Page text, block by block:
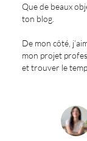
Que de beaux
ton blog.
De mon côté,
mon projet
et trouver le